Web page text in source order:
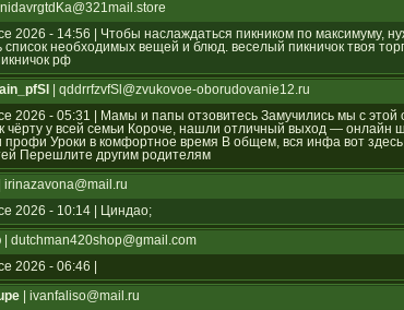
nidavrgtdKa@321mail.store
2026 - 14:56 | Чтобы наслаждаться пикником по максимуму,
список необходимых вещей и блюд. веселый пикничок твоя
рф
| qddrrfzvfSl@zvukovoe-oborudovanie12.ru
2026 - 05:31 | Мамы и папы отзовитесь Замучились мы с этой
чёрту у всей семьи Короче, нашли отличный выход — онлайн
профи Уроки в комфортное время В общем, вся инфа вот
Перешлите другим родителям
| irinazavona@mail.ru
2026 - 10:14 | Циндао;
| dutchman420shop@gmail.com
2026 - 06:46 |
| ivanfaliso@mail.ru